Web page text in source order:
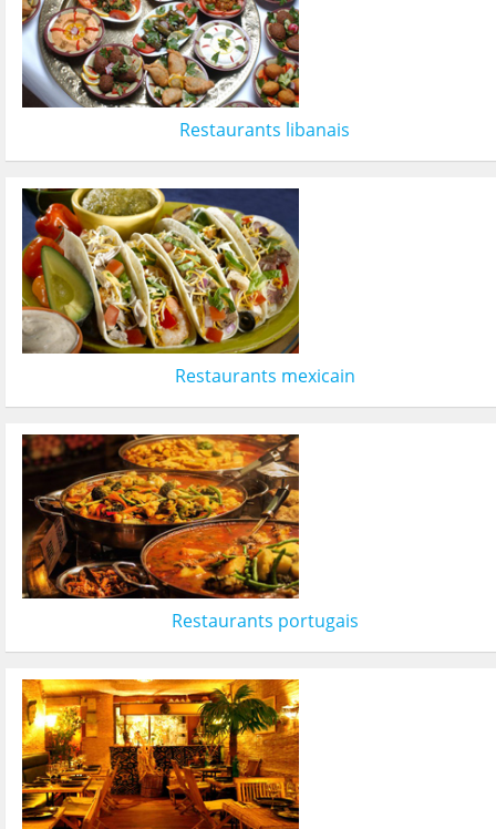
Restaurants libanais
Restaurants mexicain
Restaurants portugais